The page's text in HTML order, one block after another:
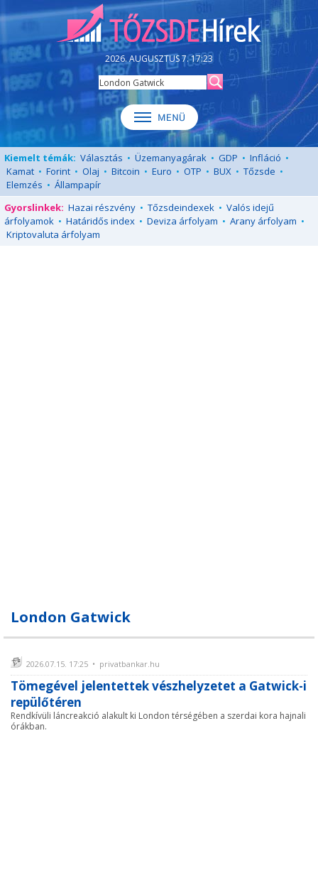
2026. AUGUSZTUS 7. 17:23
Kiemelt témák: Választás • Üzemanyagárak • GDP • Infláció •
Kamat • Forint • Olaj • Bitcoin • Euro • OTP • BUX • Tőzsde •
Elemzés • Állampapír
Gyorslinkek: Hazai részvény • Tőzsdeindexek • Valós idejű
árfolyamok • Határidős index • Deviza árfolyam • Arany árfolyam •
Kriptovaluta árfolyam
London Gatwick
2026.07.15. 17:25 • privatbankar.hu
Tömegével jelentettek vészhelyzetet a Gatwick-i
repülőtéren
Rendkívüli láncreakció alakult ki London térségében a szerdai kora hajnali
órákban.